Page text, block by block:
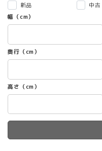
新品
中古
幅（cm）
奥行（cm）
高さ（cm）